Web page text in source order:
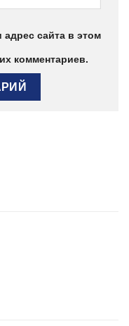
сайта в этом
комментариев.